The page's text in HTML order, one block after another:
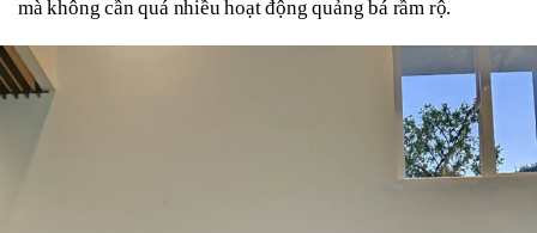
mà không cần quá nhiều hoạt động quảng bá rầm rộ.